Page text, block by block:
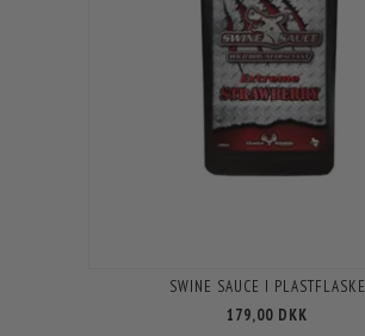
SWINE SAUCE I PLASTFLASKE
179,00 DKK